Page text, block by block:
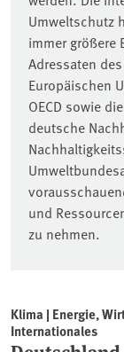
Umweltschutz
immer größere
Adressaten
Europäischen
OECD sowie
deutsche
und
zu nehmen.
Klima | Energie,
Internationales